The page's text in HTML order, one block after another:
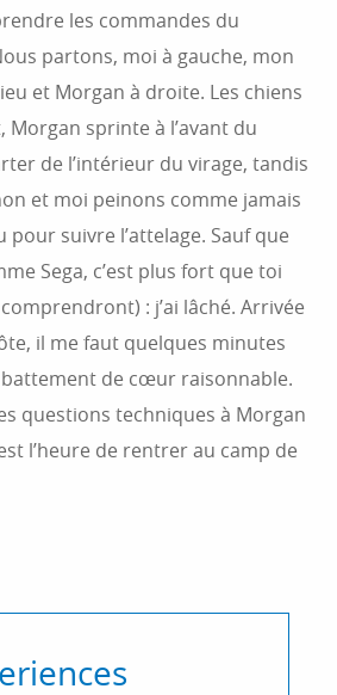
les commandes du
partons, moi à gauche, mon
et Morgan à droite. Les chiens
sprinte à l’avant du
de l’intérieur du virage, tandis
et moi peinons comme jamais
suivre l’attelage. Sauf que
Sega, c’est plus fort que toi
: j’ai lâché. Arrivée
il me faut quelques minutes
de cœur raisonnable.
questions techniques à Morgan
l’heure de rentrer au camp de